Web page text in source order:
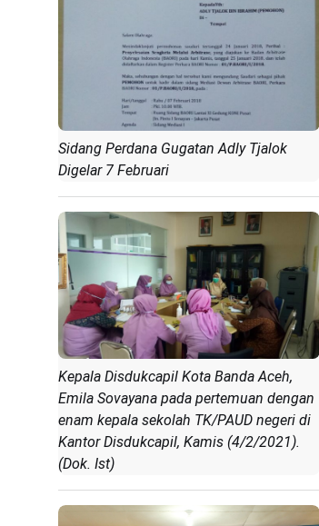
Sidang Perdana Gugatan Adly Tjalok
Digelar 7 Februari
Kepala Disdukcapil Kota Banda Aceh,
Emila Sovayana pada pertemuan dengan
enam kepala sekolah TK/PAUD negeri di
Kantor Disdukcapil, Kamis (4/2/2021).
(Dok. Ist)